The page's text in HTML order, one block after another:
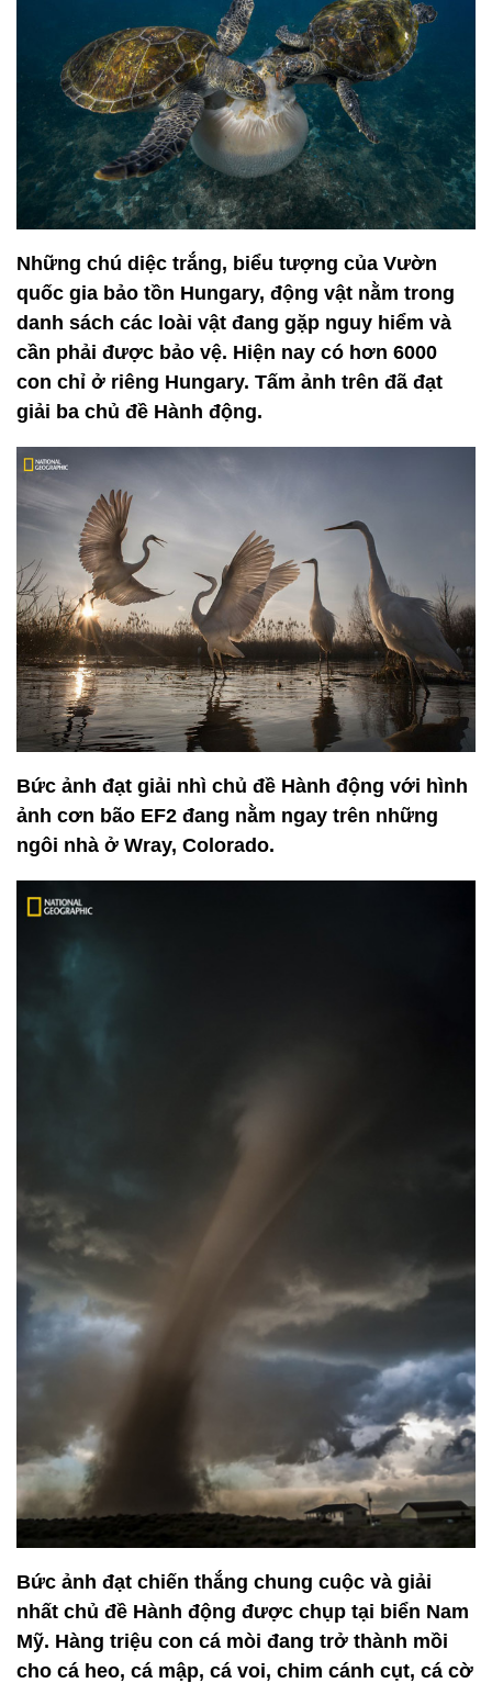
Những chú diệc trắng, biểu tượng của Vườn
quốc gia bảo tồn Hungary, động vật nằm trong
danh sách các loài vật đang gặp nguy hiểm và
cần phải được bảo vệ. Hiện nay có hơn 6000
con chỉ ở riêng Hungary. Tấm ảnh trên đã đạt
giải ba chủ đề Hành động.
Bức ảnh đạt giải nhì chủ đề Hành động với hình
ảnh cơn bão EF2 đang nằm ngay trên những
ngôi nhà ở Wray, Colorado.
Bức ảnh đạt chiến thắng chung cuộc và giải
nhất chủ đề Hành động được chụp tại biển Nam
Mỹ. Hàng triệu con cá mòi đang trở thành mồi
cho cá heo, cá mập, cá voi, chim cánh cụt, cá cờ